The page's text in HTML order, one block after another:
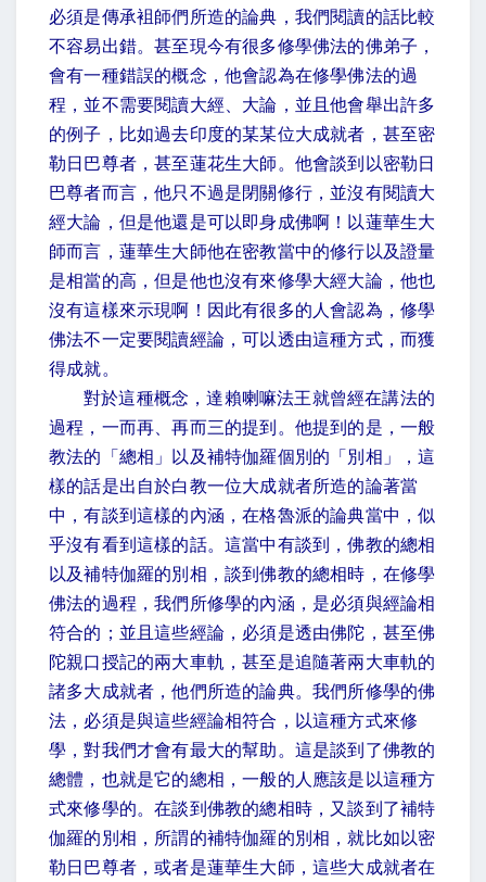
必須是傳承袓師們所造的論典，我們閱讀的話比較
不容易出錯。甚至現今有很多修學佛法的佛弟子，
會有一種錯誤的概念，他會認為在修學佛法的過
程，並不需要閱讀大經、大論，並且他會舉出許多
的例子，比如過去印度的某某位大成就者，甚至密
勒日巴尊者，甚至蓮花生大師。他會談到以密勒日
巴尊者而言，他只不過是閉關修行，並沒有閱讀大
經大論，但是他還是可以即身成佛啊！以蓮華生大
師而言，蓮華生大師他在密教當中的修行以及證量
是相當的高，但是他也沒有來修學大經大論，他也
沒有這樣來示現啊！因此有很多的人會認為，修學
佛法不一定要閱讀經論，可以透由這種方式，而獲
得成就。
對於這種概念，達賴喇嘛法王就曾經在講法的
過程，一而再、再而三的提到。他提到的是，一般
教法的「總相」以及補特伽羅個別的「別相」，這
樣的話是出自於白教一位大成就者所造的論著當
中，有談到這樣的內涵，在格魯派的論典當中，似
乎沒有看到這樣的話。這當中有談到，佛教的總相
以及補特伽羅的別相，談到佛教的總相時，在修學
佛法的過程，我們所修學的內涵，是必須與經論相
符合的；並且這些經論，必須是透由佛陀，甚至佛
陀親口授記的兩大車軌，甚至是追隨著兩大車軌的
諸多大成就者，他們所造的論典。我們所修學的佛
法，必須是與這些經論相符合，以這種方式來修
學，對我們才會有最大的幫助。這是談到了佛教的
總體，也就是它的總相，一般的人應該是以這種方
式來修學的。在談到佛教的總相時，又談到了補特
伽羅的別相，所謂的補特伽羅的別相，就比如以密
勒日巴尊者，或者是蓮華生大師，這些大成就者在